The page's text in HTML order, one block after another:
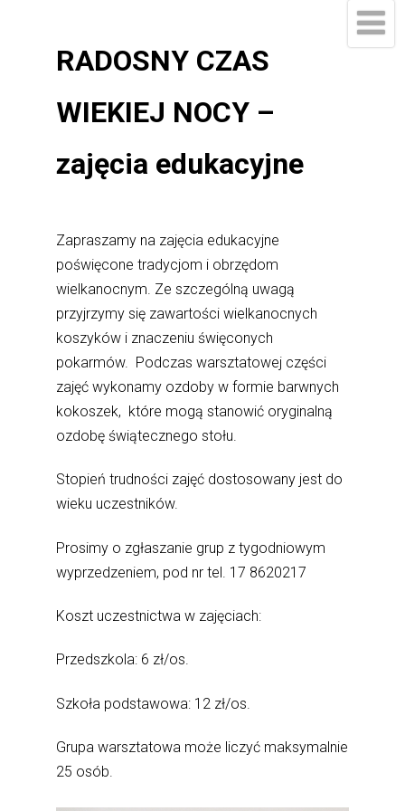
RADOSNY CZAS
WIEKIEJ NOCY –
zajęcia edukacyjne
Zapraszamy na zajęcia edukacyjne
poświęcone tradycjom i obrzędom
wielkanocnym. Ze szczególną uwagą
przyjrzymy się zawartości wielkanocnych
koszyków i znaczeniu święconych
pokarmów. Podczas warsztatowej części
zajęć wykonamy ozdoby w formie barwnych
kokoszek, które mogą stanowić oryginalną
ozdobę świątecznego stołu.
Stopień trudności zajęć dostosowany jest do
wieku uczestników.
Prosimy o zgłaszanie grup z tygodniowym
wyprzedzeniem, pod nr tel. 17 8620217
Koszt uczestnictwa w zajęciach:
Przedszkola: 6 zł/os.
Szkoła podstawowa: 12 zł/os.
Grupa warsztatowa może liczyć maksymalnie
25 osób.